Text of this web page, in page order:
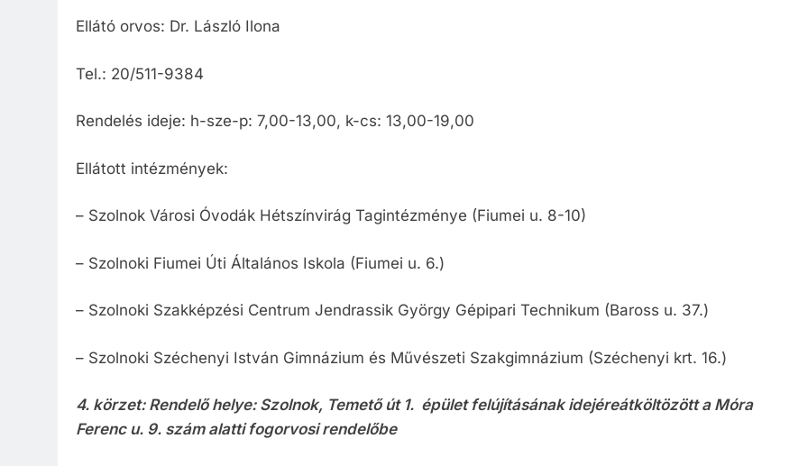
Ellátó orvos: Dr. László Ilona
Tel.: 20/511-9384
Rendelés ideje: h-sze-p: 7,00-13,00, k-cs: 13,00-19,00
Ellátott intézmények:
– Szolnok Városi Óvodák Hétszínvirág Tagintézménye (Fiumei u. 8-10)
– Szolnoki Fiumei Úti Általános Iskola (Fiumei u. 6.)
– Szolnoki Szakképzési Centrum Jendrassik György Gépipari Technikum (Baross u. 37.)
– Szolnoki Széchenyi István Gimnázium és Művészeti Szakgimnázium (Széchenyi krt. 16.)
4. körzet: Rendelő helye: Szolnok, Temető út 1. épület felújításának idejéreátköltözött a Móra
Ferenc u. 9. szám alatti fogorvosi rendelőbe